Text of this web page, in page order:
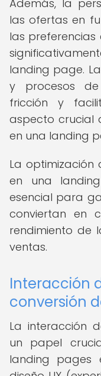
Además, la
las ofertas en
las
landing page.
y procesos
fricción y
aspecto crucial
en una landing
La optimización
en una
esencial para
conviertan en
rendimiento de
ventas.
Interacción
conversión
La interacción
un papel
landing pages